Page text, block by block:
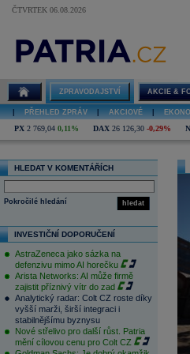
ČTVRTEK 06.08.2026
ZPRAVODAJSTVÍ AKCIE &
PŘEHLED ZPRÁV AKCIOVÉ
PX 2 769,04 0,11% DAX 26 126,30 -0,29%
HLEDAT V KOMENTÁŘÍCH
hledat
Pokročilé hledání
INVESTIČNÍ DOPORUČENÍ
AstraZeneca jako sázka na
defenzivu mimo AI horečku
Arista Networks: AI může firmě
zajistit příznivý vítr do zad
Analytický radar: Colt CZ roste díky
vyšší marži, širší integraci i
stabilnějšímu byznysu
Nové střelivo pro další růst. Patria
mění cílovou cenu pro Colt CZ